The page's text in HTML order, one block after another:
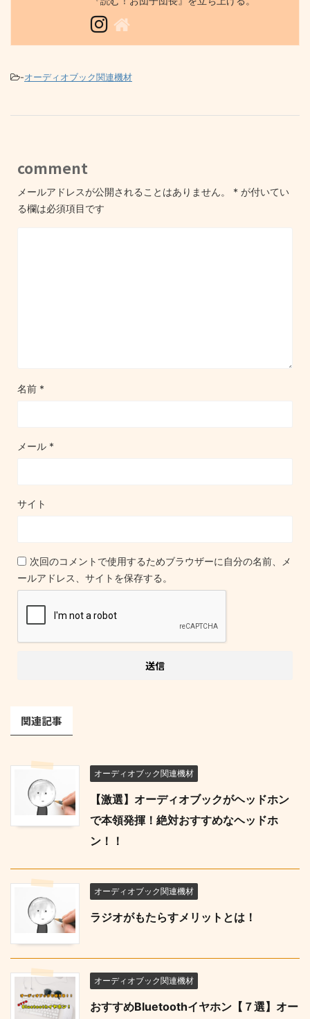
-オーディオブック関連機材
comment
メールアドレスが公開されることはありません。 * が付いてい
る欄は必須項目です
名前 *
メール *
サイト
次回のコメントで使用するためブラウザーに自分の名前、メ
ールアドレス、サイトを保存する。
関連記事
オーディオブック関連機材
【激選】オーディオブックがヘッドホン
で本領発揮！絶対おすすめなヘッドホ
ン！！
オーディオブック関連機材
ラジオがもたらすメリットとは！
オーディオブック関連機材
おすすめBluetoothイヤホン【７選】オー